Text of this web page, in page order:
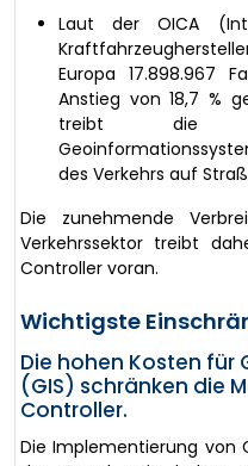
Laut der OICA
Europa 17.898.967
Anstieg von 18,7 %
treibt die
des Verkehrs auf
Die zunehmende
Verkehrssektor treibt
Controller voran.
Wichtigste
Die hohen Kosten
(GIS) schränken die
Controller.
Die Implementierung von